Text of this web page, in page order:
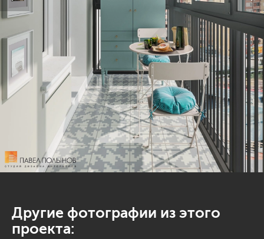
Другие фотографии из этого
проекта: